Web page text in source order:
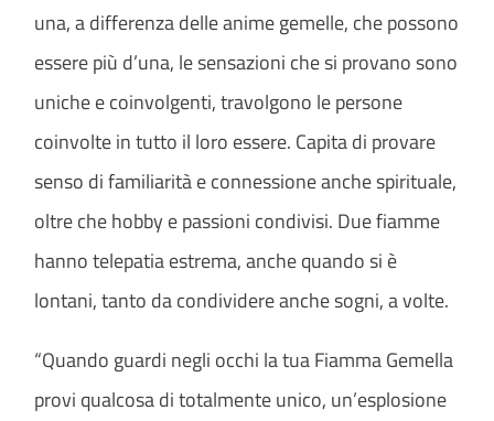
una, a differenza delle anime gemelle, che possono
essere più d’una, le sensazioni che si provano sono
uniche e coinvolgenti, travolgono le persone
coinvolte in tutto il loro essere. Capita di provare
senso di familiarità e connessione anche spirituale,
oltre che hobby e passioni condivisi. Due fiamme
hanno telepatia estrema, anche quando si è
lontani, tanto da condividere anche sogni, a volte.
“Quando guardi negli occhi la tua Fiamma Gemella
provi qualcosa di totalmente unico, un’esplosione